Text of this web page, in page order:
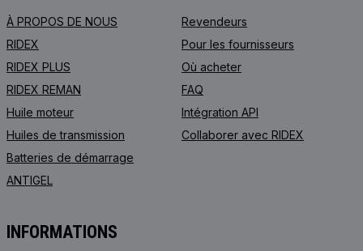
À PROPOS DE NOUS
RIDEX
RIDEX PLUS
RIDEX REMAN
Huile moteur
Huiles de transmission
Batteries de démarrage
ANTIGEL
Revendeurs
Pour les fournisseurs
Où acheter
FAQ
Intégration API
Collaborer avec RIDEX
INFORMATIONS